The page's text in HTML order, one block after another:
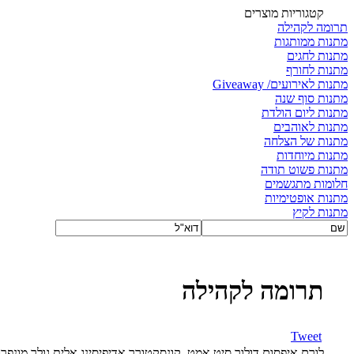
קטגוריות מוצרים
תרומה לקהילה
מתנות ממותגות
מתנות לחגים
מתנות לחורף
מתנות לאירועים/ Giveaway
מתנות סוף שנה
מתנות ליום הולדת
מתנות לאוהבים
מתנות של הצלחה
מתנות מיוחדות
מתנות פשוט תודה
חלומות מתגשמים
מתנות אופטימיות
מתנות לקיץ
תרומה לקהילה
Tweet